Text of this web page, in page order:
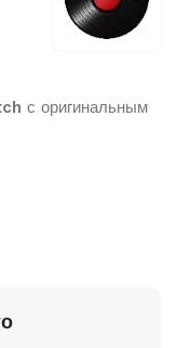
с оригинальным